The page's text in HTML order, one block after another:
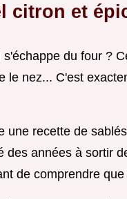
citron et
du four ?
le nez... C'est
une recette de
des années à sortir
de comprendre